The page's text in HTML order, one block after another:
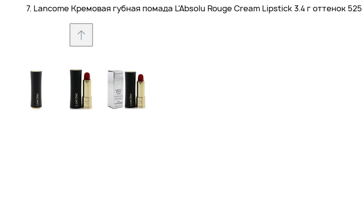
Lancome Кремовая губная помада L'Absolu Rouge Cream Lipstick 3.4 г оттенок 525